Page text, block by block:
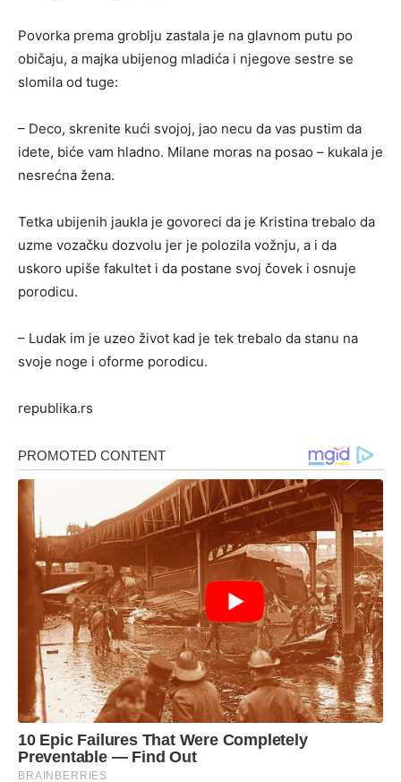
Povorka prema groblju zastala je na glavnom putu po
običaju, a majka ubijenog mladića i njegove sestre se
slomila od tuge:
– Deco, skrenite kući svojoj, jao necu da vas pustim da
idete, biće vam hladno. Milane moras na posao – kukala je
nesrećna žena.
Tetka ubijenih jaukla je govoreci da je Kristina trebalo da
uzme vozačku dozvolu jer je polozila vožnju, a i da
uskoro upiše fakultet i da postane svoj čovek i osnuje
porodicu.
– Ludak im je uzeo život kad je tek trebalo da stanu na
svoje noge i oforme porodicu.
republika.rs